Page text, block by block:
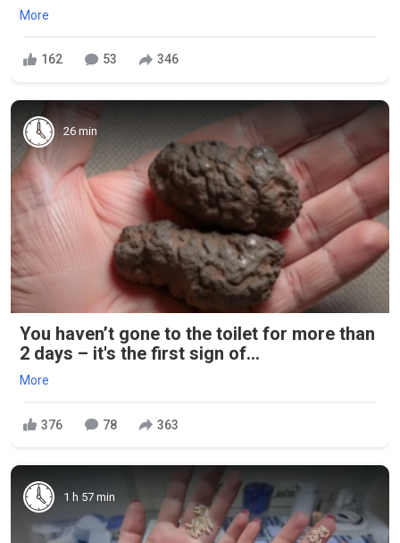
More
162 53 346
26 min
You haven’t gone to the toilet for more than
2 days – it's the first sign of...
More
376 78 363
1 h 57 min